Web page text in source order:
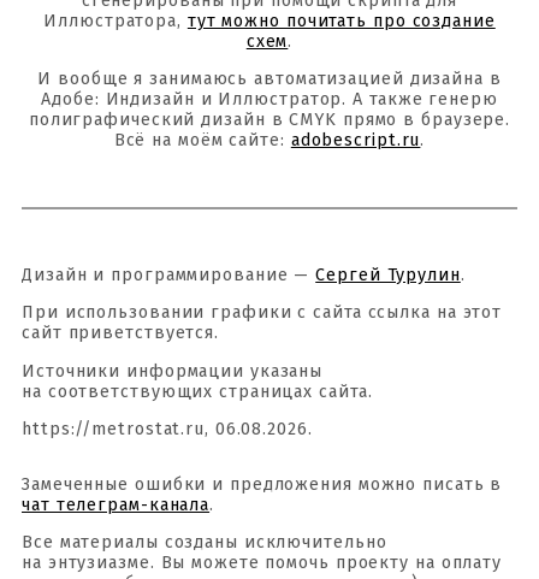
Иллюстратора, тут можно почитать про создание
схем.
И вообще я занимаюсь автоматизацией дизайна в
Адобе: Индизайн и Иллюстратор. А также генерю
полиграфический дизайн в CMYK прямо в браузере.
Всё на моём сайте: adobescript.ru.
Дизайн и программирование —Сергей Турулин.
При использовании графики с сайта ссылка на этот
сайт приветствуется.
Источники информации указаны
на соответствующих страницах сайта.
https://metrostat.ru, 06.08.2026.
Замеченные ошибки и предложения можно писать в
чат телеграм-канала.
Все материалы созданы исключительно
на энтузиазме. Вы можете помочь проекту на оплату